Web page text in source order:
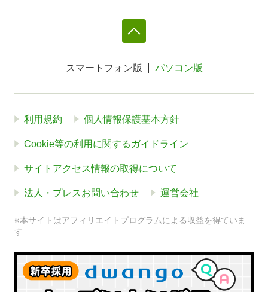
スマートフォン版 パソコン版
利用規約 個人情報保護基本方針
Cookie等の利用に関するガイドライン
サイトアクセス情報の取得について
法人・プレスお問い合わせ 運営会社
※本サイトはアフィリエイトプログラムによる収益を得ていま
す